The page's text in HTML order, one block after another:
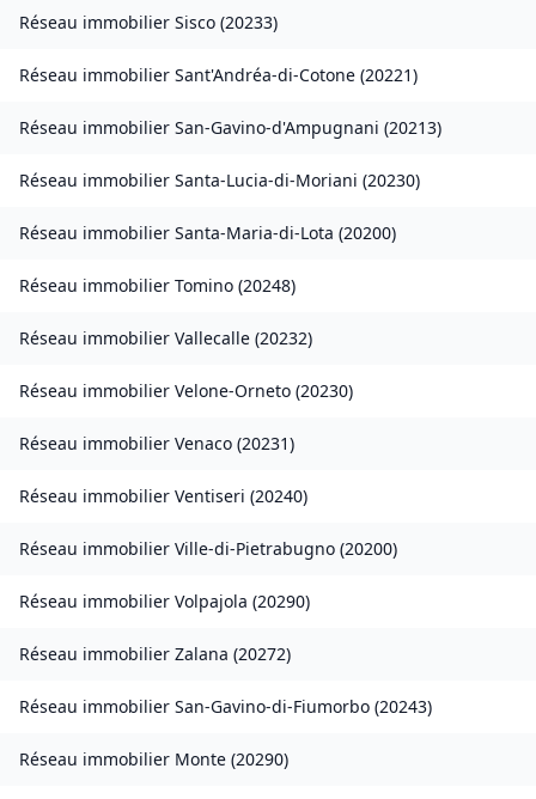
Réseau immobilier Sisco (20233)
Réseau immobilier Sant'Andréa-di-Cotone (20221)
Réseau immobilier San-Gavino-d'Ampugnani (20213)
Réseau immobilier Santa-Lucia-di-Moriani (20230)
Réseau immobilier Santa-Maria-di-Lota (20200)
Réseau immobilier Tomino (20248)
Réseau immobilier Vallecalle (20232)
Réseau immobilier Velone-Orneto (20230)
Réseau immobilier Venaco (20231)
Réseau immobilier Ventiseri (20240)
Réseau immobilier Ville-di-Pietrabugno (20200)
Réseau immobilier Volpajola (20290)
Réseau immobilier Zalana (20272)
Réseau immobilier San-Gavino-di-Fiumorbo (20243)
Réseau immobilier Monte (20290)